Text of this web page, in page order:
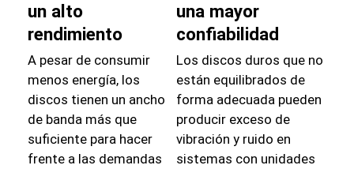
un alto
rendimiento
A pesar de consumir
menos energía, los
discos tienen un ancho
de banda más que
suficiente para hacer
frente a las demandas
una mayor
confiabilidad
Los discos duros que no
están equilibrados de
forma adecuada pueden
producir exceso de
vibración y ruido en
sistemas con unidades